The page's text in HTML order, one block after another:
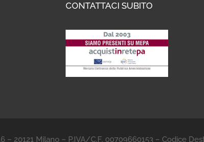
CONTATTACI SUBITO
– 20121 Milano – P.IVA/C.F. 00709660153 – Codice